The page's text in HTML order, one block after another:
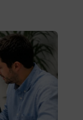
un